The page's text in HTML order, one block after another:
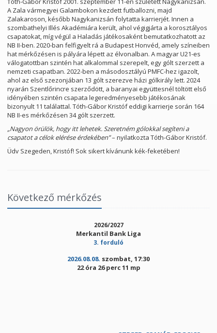
A Zala vármegyei Galambokon kezdett futballozni, majd
Zalakaroson, később Nagykanizsán folytatta karrierjét. Innen a
szombathelyi Illés Akadémiára került, ahol végigjárta a korosztályos
csapatokat, míg végül a Haladás játékosaként bemutatkozhatott az
NB II-ben. 2020-ban felfigyelt rá a Budapest Honvéd, amely színeiben
hat mérkőzésen is pályára lépett az élvonalban. A magyar U21-es
válogatottban szintén hat alkalommal szerepelt, egy gólt szerzett a
nemzeti csapatban. 2022-ben a másodosztályú PMFC-hez igazolt,
ahol az első szezonjában 13 gólt szerezve házi gólkirály lett. 2024
nyarán Szentlőrincre szerződött, a baranyai együttesnél töltött első
idényében szintén csapata legeredményesebb játékosának
bizonyult 11 találattal. Tóth-Gábor Kristóf eddigi karrierje során 164
NB II-es mérkőzésen 34 gólt szerzett.
„Nagyon örülök, hogy itt lehetek. Szeretném gólokkal segíteni a
csapatot a célok elérése érdekében”– nyilatkozta Tóth-Gábor Kristóf.
Üdv Szegeden, Kristóf! Sok sikert kívánunk kék-feketében!
Következő mérkőzés
2026/2027
Merkantil Bank Liga
3. forduló
2026.08.08. szombat, 17:30
22 óra 26 perc 11 mp